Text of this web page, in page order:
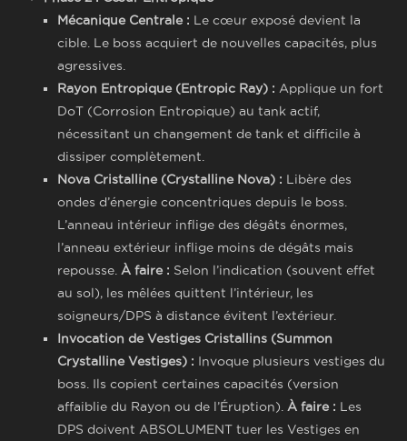
Mécanique Centrale : Le cœur exposé devient la
cible. Le boss acquiert de nouvelles capacités, plus
agressives.
Rayon Entropique (Entropic Ray) : Applique un fort
DoT (Corrosion Entropique) au tank actif,
nécessitant un changement de tank et difficile à
dissiper complètement.
Nova Cristalline (Crystalline Nova) : Libère des
ondes d’énergie concentriques depuis le boss.
L’anneau intérieur inflige des dégâts énormes,
l’anneau extérieur inflige moins de dégâts mais
repousse. À faire : Selon l’indication (souvent effet
au sol), les mêlées quittent l’intérieur, les
soigneurs/DPS à distance évitent l’extérieur.
Invocation de Vestiges Cristallins (Summon
Crystalline Vestiges) : Invoque plusieurs vestiges du
boss. Ils copient certaines capacités (version
affaiblie du Rayon ou de l’Éruption). À faire : Les
DPS doivent ABSOLUMENT tuer les Vestiges en